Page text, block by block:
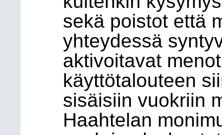
sekä poistot että
yhteydessä
aktivoitavat
käyttötalouteen
sisäisiin vuokriin
Haahtelan